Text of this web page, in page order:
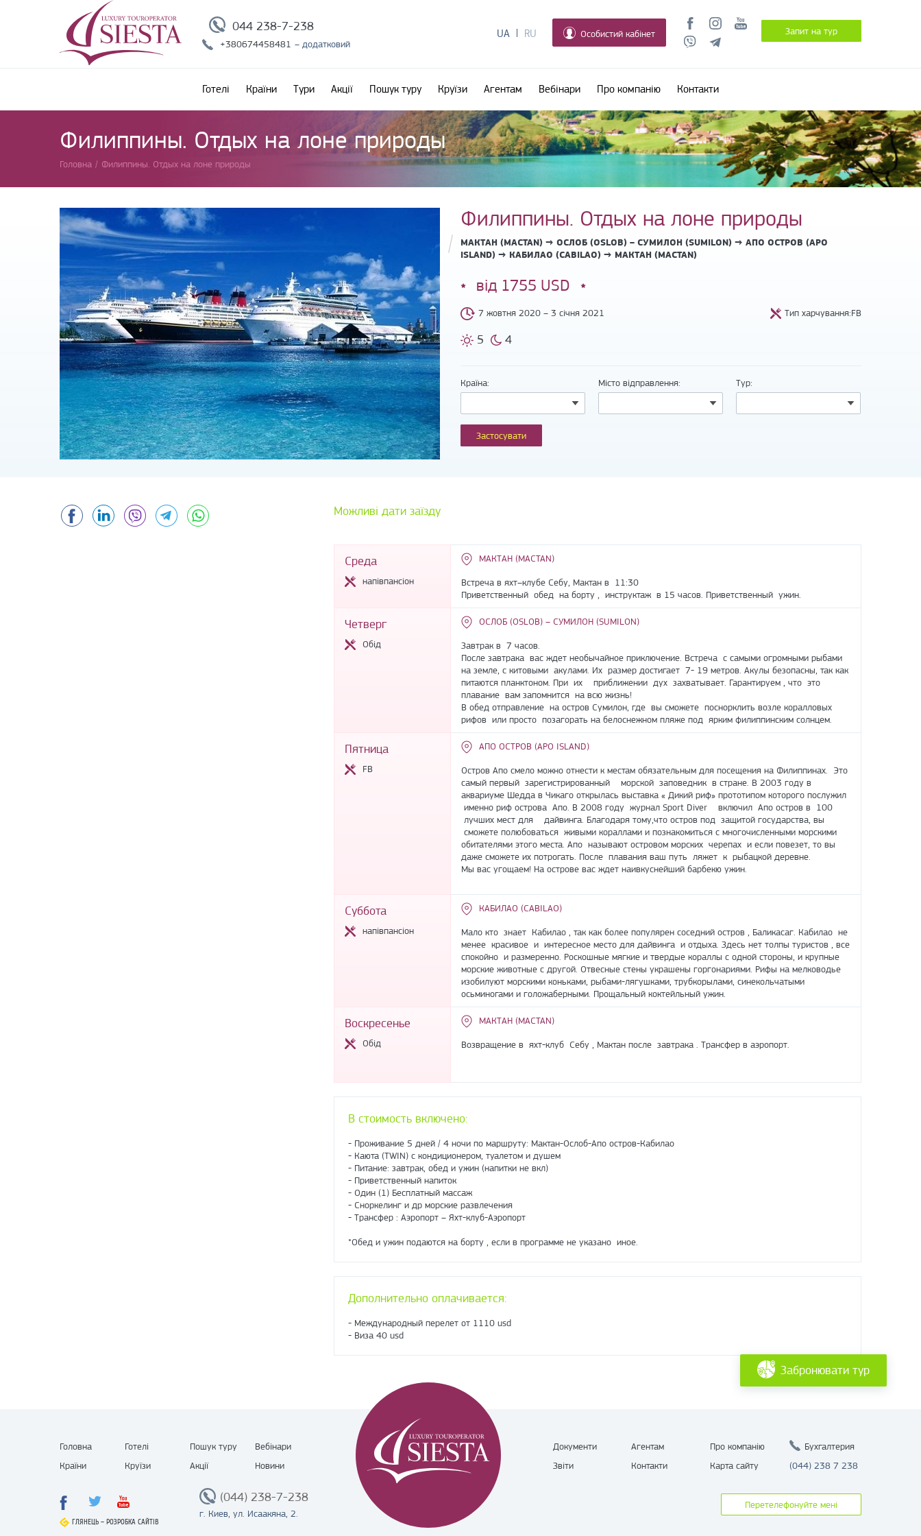
044 238-7-238
+380674458481 – додатковий
UA RU Особистий кабінет Запит на тур
Готелі Країни Тури Акції Пошук туру Круїзи Агентам Вебінари Про компанію Контакти
Филиппины. Отдых на лоне природы
Головна / Филиппины. Отдых на лоне природы
Филиппины. Отдых на лоне природы
МАКТАН (MACTAN) → ОСЛОБ (OSLOB) – СУМИЛОН (SUMILON) → АПО ОСТРОВ (APO
ISLAND) → КАБИЛАО (CABILAO) → МАКТАН (MACTAN)
від 1755 USD
7 жовтня 2020 – 3 січня 2021
5 4
Тип харчування:FB
Країна: Місто відправлення: Тур:
Facebook LinkedIn Viber Telegram Можливі дати заїзду
Среда
напівпансіон
МАКТАН (MACTAN)
Встреча в яхт–клубе Себу, Мактан в 11:30
Приветственный обед на борту , инструктаж в 15 часов. Приветственный ужин.
Четверг
Обід
ОСЛОБ (OSLOB) – СУМИЛОН (SUMILON)
Завтрак в 7 часов.
После завтрака вас ждет необычайное приключение. Встреча с самыми огромными рыбами
на земле, с китовыми акулами. Их размер достигает 7- 19 метров. Акулы безопасны, так как
питаются планктоном. При их приближении дух захватывает. Гарантируем , что это
плавание вам запомнится на всю жизнь!
В обед отправление на остров Сумилон, где вы сможете поснорклить возле коралловых
рифов или просто позагорать на белоснежном пляже под ярким филиппинским солнцем.
Пятница
FB
АПО ОСТРОВ (APO ISLAND)
Остров Апо смело можно отнести к местам обязательным для посещения на Филиппинах. Это
самый первый зарегистрированный морской заповедник в стране. В 2003 году в
аквариуме Шедда в Чикаго открылась выставка « Дикий риф» прототипом которого послужил
именно риф острова Апо. В 2008 году журнал Sport Diver включил Апо остров в 100
лучших мест для дайвинга. Благодаря тому,что остров под защитой государства, вы
сможете полюбоваться живыми кораллами и познакомиться с многочисленными морскими
обитателями этого места. Апо называют островом морских черепах и если повезет, то вы
даже сможете их потрогать. После плавания ваш путь ляжет к рыбацкой деревне.
Мы вас угощаем! На острове вас ждет наивкуснейший барбекю ужин.
Суббота
напівпансіон
КАБИЛАО (CABILAO)
Мало кто знает Кабилао , так как более популярен соседний остров , Баликасаг. Кабилао не
менее красивое и интересное место для дайвинга и отдыха. Здесь нет толпы туристов , все
спокойно и размеренно. Роскошные мягкие и твердые кораллы с одной стороны, и крупные
морские животные с другой. Отвесные стены украшены горгонариями. Рифы на мелководье
изобилуют морскими коньками, рыбами-лягушками, трубкорылами, синекольчатыми
осьминогами и голожаберными. Прощальный коктейльный ужин.
Воскресенье
Обід
МАКТАН (MACTAN)
Возвращение в яхт-клуб Себу , Мактан после завтрака . Трансфер в аэропорт.
В стоимость включено:
- Проживание 5 дней / 4 ночи по маршруту: Мактан-Ослоб-Апо остров-Кабилао
- Каюта (TWIN) с кондиционером, туалетом и душем
- Питание: завтрак, обед и ужин (напитки не вкл)
- Приветственный напиток
- Один (1) Бесплатный массаж
- Сноркелинг и др морские развлечения
- Трансфер : Аэропорт – Яхт-клуб-Аэропорт
*Обед и ужин подаются на борту , если в программе не указано иное.
Дополнительно оплачивается:
- Международный перелет от 1110 usd
- Виза 40 usd
Головна Готелі Пошук туру
Вебінари
Країни
Круїзи Акції Новини
Документи Агентам
Про компанію
Звіти
Контакти Карта сайту
Бухгалтерия
(044) 238 7 238
(044) 238-7-238
г. Киев, ул. Исаакяна, 2.
Перетелефонуйте мені
ГЛЯНЕЦЬ – РОЗРОБКА САЙТІВ
ГЛЯНЕЦЬ – РОЗРОБКА САЙТІВ
Забронювати тур